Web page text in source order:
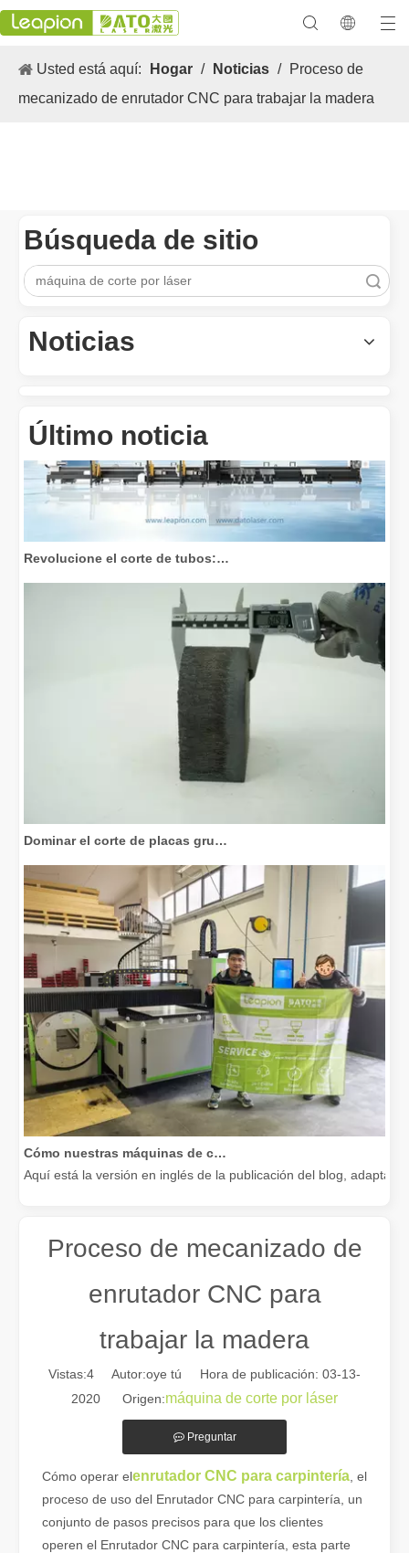
Usted está aquí: Hogar / Noticias / Proceso de
mecanizado de enrutador CNC para trabajar la madera
Búsqueda de sitio
Noticias
Último noticia
Las versátiles Aplicacion S y las características sobresalientes
Revolucione el corte de tubos: cómo las máquinas cortadoras de tubos por láser transforman la fabricación
Dominar el corte de placas gruesas: cómo las máquinas de corte por láser de fibra revolucionan la fabricación
Cómo nuestras máquinas de corte por láser están fortaleciendo la fabricación mexicana
Aquí está la versión en inglés de la publicación del blog,
Guía 2026: Cómo las máquinas cortadoras de tubos por láser de fibra están revolucionando la fabricación de tuberías
Guía 2026: Cómo las máquinas cortadoras de tubos por láser
Proceso de mecanizado de
enrutador CNC para
trabajar la madera
Vistas:4 Autor:oye tú Hora de publicación: 03-13-
2020 Origen:máquina de corte por láser
Preguntar
Cómo operar elenrutador CNC para carpintería , el
proceso de uso del Enrutador CNC para carpintería, un
conjunto de pasos precisos para que los clientes
operen el Enrutador CNC para carpintería, esta parte